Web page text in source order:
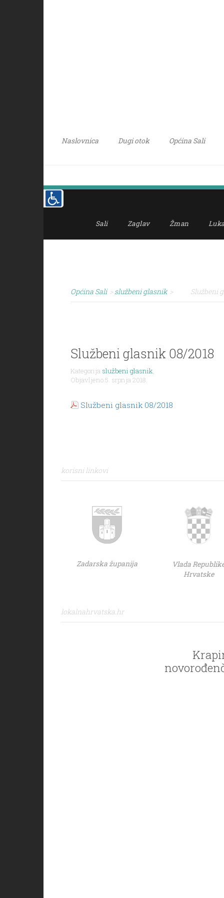
Naslovnica Dugi otok Općina Sali
Sali Zaglav Žman
Općina Sali > službeni glasnik > Službeni
Službeni glasnik 08/2018
Kategorija službeni glasnik,
Objavljeno 5. srpnja 2018.
Službeni glasnik 08/2018
korisni linkovi
Zadarska županija
Vlada
Hrvatske
lokalnahrvatska.hr